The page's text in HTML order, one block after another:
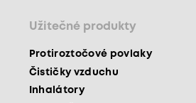
Užitečné produkty
Protiroztočové povlaky
Čističky vzduchu
Inhalátory